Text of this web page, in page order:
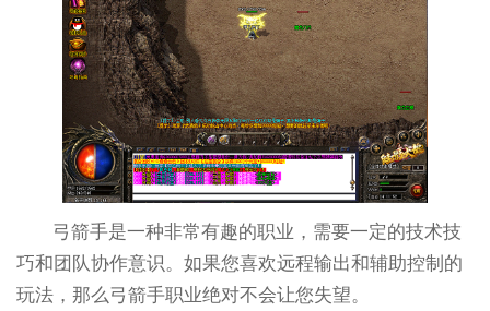
弓箭手是一种非常有趣的职业，需要一定的技术技
巧和团队协作意识。如果您喜欢远程输出和辅助控制的
玩法，那么弓箭手职业绝对不会让您失望。